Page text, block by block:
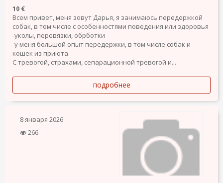
10 €
Всем привет, меня зовут Дарья, я занимаюсь передержкой
собак, в том числе с особенностями поведения или здоровья
-уколы, перевязки, обрботки
-у меня большой опыт передержки, в том числе собак и
кошек из приюта
С тревогой, страхами, сепарационной тревогой и...
подробнее
8 января 2026
266